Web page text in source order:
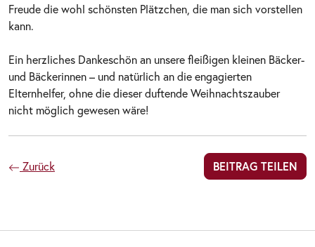
Freude die wohl schönsten Plätzchen, die man sich vorstellen
kann.
Ein herzliches Dankeschön an unsere fleißigen kleinen Bäcker-
und Bäckerinnen – und natürlich an die engagierten
Elternhelfer, ohne die dieser duftende Weihnachtszauber
nicht möglich gewesen wäre!
Zurück BEITRAG TEILEN